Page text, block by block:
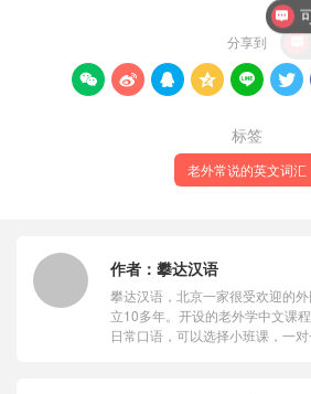
分享到
     
标签
老外常说的英文词汇
作者： 攀达汉语
攀达汉语，北京一家很受欢迎的
立10多年。开设的老外学中文课
日常口语，可以选择小班课，一对